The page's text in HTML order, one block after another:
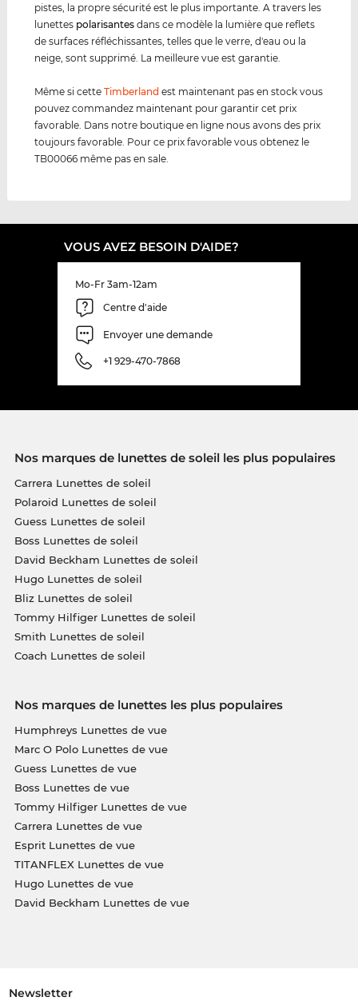
pistes, la propre sécurité est le plus importante. A travers les
lunettes polarisantes dans ce modèle la lumière que reflets
de surfaces réfléchissantes, telles que le verre, d'eau ou la
neige, sont supprimé. La meilleure vue est garantie.
Même si cetteTimberland est maintenant pas en stock vous
pouvez commandez maintenant pour garantir cet prix
favorable. Dans notre boutique en ligne nous avons des prix
toujours favorable. Pour ce prix favorable vous obtenez le
TB00066 même pas en sale.
VOUS AVEZ BESOIN D'AIDE?
Mo-Fr 3am-12am
Centre d'aide
Envoyer une demande
+1 929-470-7868
Nos marques de lunettes de soleil les plus populaires
Carrera Lunettes de soleil
Polaroid Lunettes de soleil
Guess Lunettes de soleil
Boss Lunettes de soleil
David Beckham Lunettes de soleil
Hugo Lunettes de soleil
Bliz Lunettes de soleil
Tommy Hilfiger Lunettes de soleil
Smith Lunettes de soleil
Coach Lunettes de soleil
Nos marques de lunettes les plus populaires
Humphreys Lunettes de vue
Marc O Polo Lunettes de vue
Guess Lunettes de vue
Boss Lunettes de vue
Tommy Hilfiger Lunettes de vue
Carrera Lunettes de vue
Esprit Lunettes de vue
TITANFLEX Lunettes de vue
Hugo Lunettes de vue
David Beckham Lunettes de vue
Newsletter